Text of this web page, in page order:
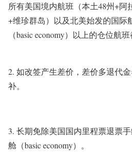
所有美国境内航班（本土48州+阿
+维珍群岛）以及北美始发的国际
（basic economy）以上的仓位航
2. 如改签产生差价，差价多退代
补。
3. 长期免除美国国内里程票退票
舱（basic economy） 。